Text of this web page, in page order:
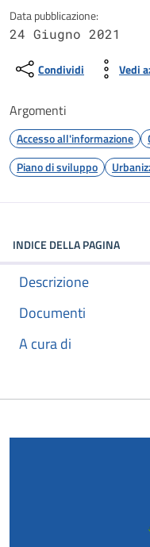
Data pubblicazione:
24 Giugno 2021
Condividi Vedi
Argomenti
Accesso all'informazione
Piano di sviluppo
INDICE DELLA PAGINA
Descrizione
Documenti
A cura di